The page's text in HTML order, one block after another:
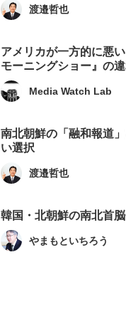
渡邉哲也
アメリカが一方的に悪
モーニングショー』の
Media Watch Lab
南北朝鮮の「融和報道
い選択
渡邉哲也
韓国・北朝鮮の南北首
やまもといちろう